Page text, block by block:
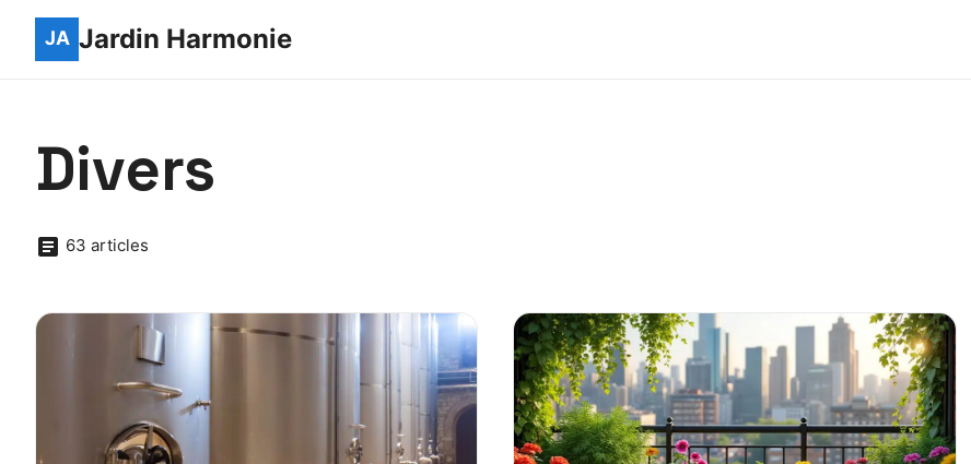
Jardin Harmonie
Divers
63 articles